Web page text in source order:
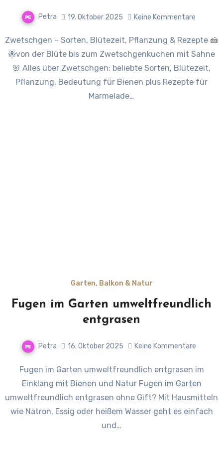
Petra 19. Oktober 2025 Keine Kommentare
Zwetschgen – Sorten, Blütezeit, Pflanzung & Rezepte 🍰
🐝von der Blüte bis zum Zwetschgenkuchen mit Sahne
🌸 Alles über Zwetschgen: beliebte Sorten, Blütezeit,
Pflanzung, Bedeutung für Bienen plus Rezepte für
Marmelade…
Garten, Balkon & Natur
Fugen im Garten umweltfreundlich
entgrasen
Petra 16. Oktober 2025 Keine Kommentare
Fugen im Garten umweltfreundlich entgrasen im
Einklang mit Bienen und Natur Fugen im Garten
umweltfreundlich entgrasen ohne Gift? Mit Hausmitteln
wie Natron, Essig oder heißem Wasser geht es einfach
und…